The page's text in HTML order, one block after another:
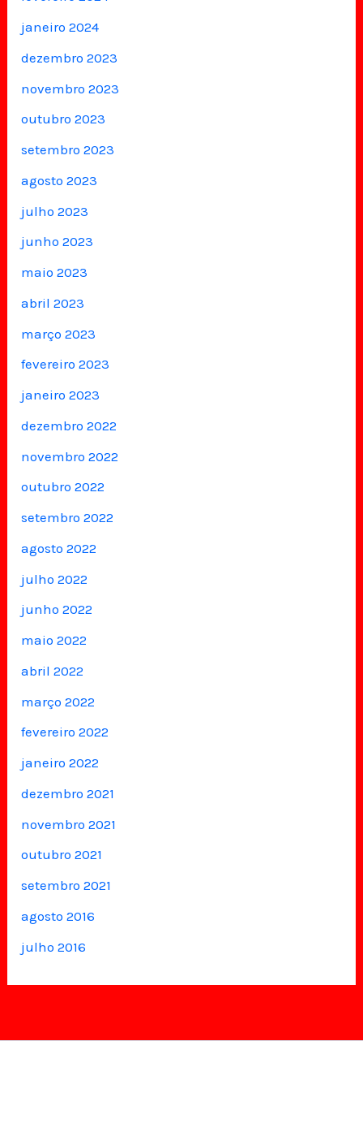
janeiro 2024
dezembro 2023
novembro 2023
outubro 2023
setembro 2023
agosto 2023
julho 2023
junho 2023
maio 2023
abril 2023
março 2023
fevereiro 2023
janeiro 2023
dezembro 2022
novembro 2022
outubro 2022
setembro 2022
agosto 2022
julho 2022
junho 2022
maio 2022
abril 2022
março 2022
fevereiro 2022
janeiro 2022
dezembro 2021
novembro 2021
outubro 2021
setembro 2021
agosto 2016
julho 2016